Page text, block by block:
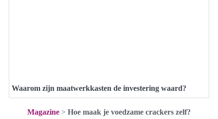
Waarom zijn maatwerkkasten de investering waard?
Magazine > Hoe maak je voedzame crackers zelf?